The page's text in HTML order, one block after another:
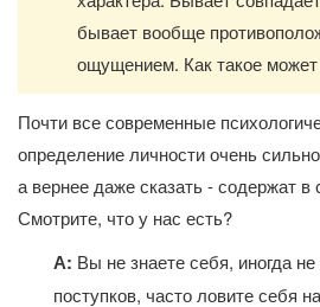
бывает вообще
ощущением. Как такое
Почти все современные
определение личности очень
а вернее даже сказать - содержат в
Смотрите, что у нас есть?
А: Вы не знаете себя, иногда
поступков, часто ловите себя